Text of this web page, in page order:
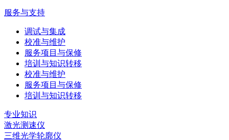
服务与支持
调试与集成
校准与维护
服务项目与保修
培训与知识转移
校准与维护
服务项目与保修
培训与知识转移
专业知识
激光测速仪
三维光学轮廓仪